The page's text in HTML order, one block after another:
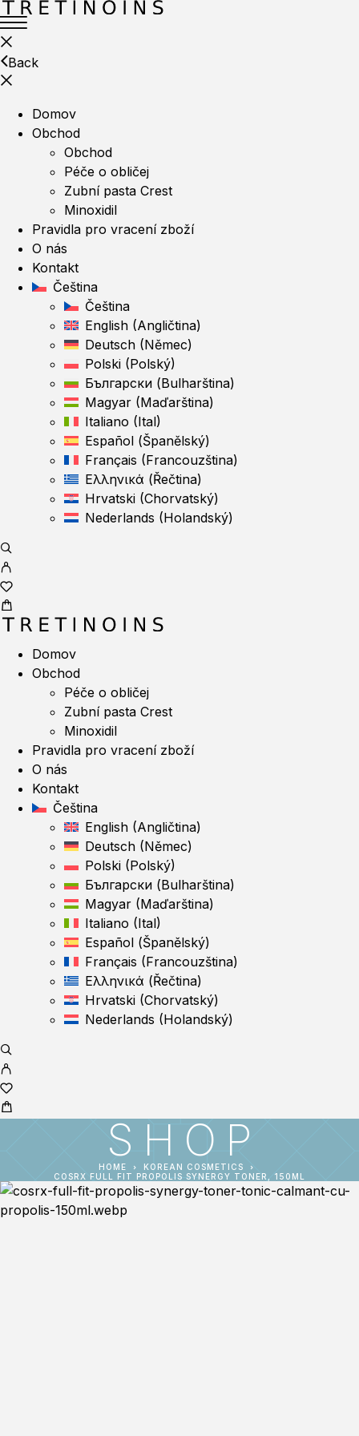
Back
Domov
Obchod
Obchod
Péče o obličej
Zubní pasta Crest
Minoxidil
Pravidla pro vracení zboží
O nás
Kontakt
Čeština
Čeština
English (Angličtina)
Deutsch (Němec)
Polski (Polský)
Български (Bulharština)
Magyar (Maďarština)
Italiano (Ital)
Español (Španělský)
Français (Francouzština)
Ελληνικά (Řečtina)
Hrvatski (Chorvatský)
Nederlands (Holandský)
Domov
Obchod
Péče o obličej
Zubní pasta Crest
Minoxidil
Pravidla pro vracení zboží
O nás
Kontakt
Čeština
English (Angličtina)
Deutsch (Němec)
Polski (Polský)
Български (Bulharština)
Magyar (Maďarština)
Italiano (Ital)
Español (Španělský)
Français (Francouzština)
Ελληνικά (Řečtina)
Hrvatski (Chorvatský)
Nederlands (Holandský)
SHOP
HOME
KOREAN COSMETICS
COSRX FULL FIT PROPOLIS SYNERGY TONER, 150ML